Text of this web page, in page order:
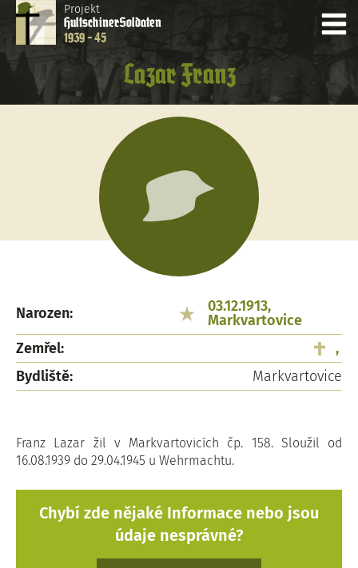
Projekt
HultschinerSoldaten
1939 - 45
Lazar Franz
Narozen:
03.12.1913,
Markvartovice
Zemřel:
,
Bydliště:
Markvartovice
Franz Lazar žil v Markvartovicích čp. 158. Sloužil od
16.08.1939 do 29.04.1945 u Wehrmachtu.
Chybí zde nějaké Informace nebo jsou
údaje nesprávné?